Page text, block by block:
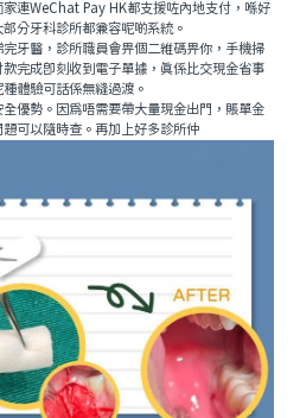
連WeChat Pay HK都支援咗內地支付，喺好
分牙科診所都兼容呢啲系統。
醫，診所職員會畀個二維碼畀你，手機掃
完成即刻收到電子單據，真係比交現金省事
體驗可話係無縫過渡。
勢。因爲唔需要帶大量現金出門，賬單金
可以隨時查。再加上好多診所仲